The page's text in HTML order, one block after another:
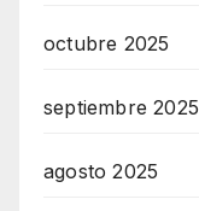
octubre 2025
septiembre 2025
agosto 2025